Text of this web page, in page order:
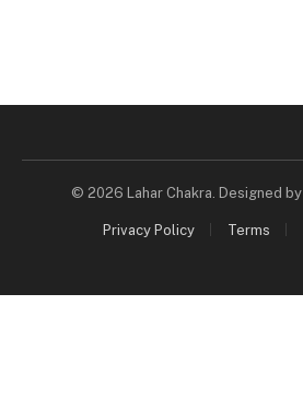
© 2026 Lahar Chakra. Designed by
Privacy Policy Terms